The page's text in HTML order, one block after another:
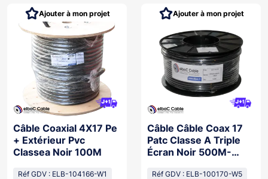
Câble Coaxial 4X17 Pe
+ Extérieur Pvc
Classea Noir 100M
Réf GDV : ELB-104166-W1
Ajouter à mon projet
Câble Câble Coax 17
Patc Classe A Triple
Écran Noir 500M-
Réf GDV : ELB-100170-W5
Ajouter à mon projet